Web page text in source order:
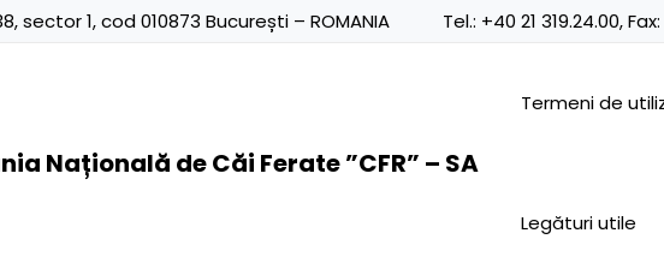
sector 1, cod 010873 București – ROMANIA Tel.: +40 21 319.24.00, Fax:
Națională de Căi Ferate ”CFR” – SA
Termeni de
Legături utile